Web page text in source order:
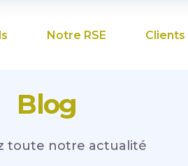
Notre RSE Clients
Blog
toute notre actualité